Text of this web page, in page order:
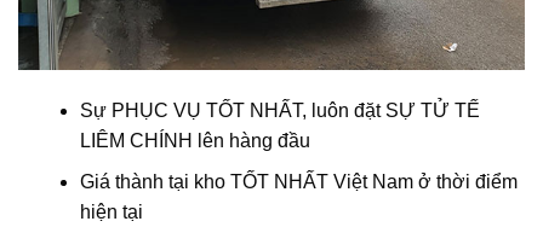
Sự PHỤC VỤ TỐT NHẤT, luôn đặt SỰ TỬ TẾ
LIÊM CHÍNH lên hàng đầu
Giá thành tại kho TỐT NHẤT Việt Nam ở thời điểm
hiện tại